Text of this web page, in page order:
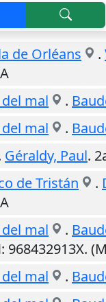
de Orléans .
mal
.
mal
.
Géraldy, Paul.
de Tristán
.
mal
.
968432913X.
mal
.